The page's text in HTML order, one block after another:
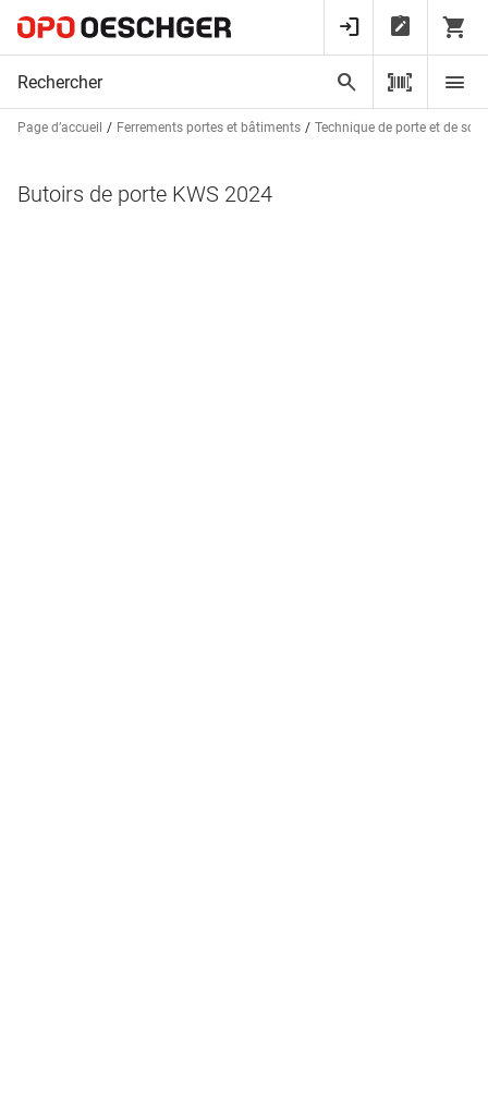
Page d’accueil Ferrements portes et bâtiments Technique de porte et de
Butoirs de porte KWS 2024